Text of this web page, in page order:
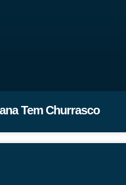
Tem Churrasco